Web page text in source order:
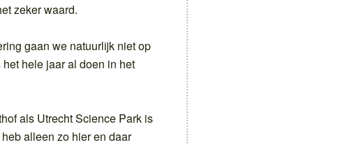
zeker waard.
gaan we natuurlijk niet op
hele jaar al doen in het
als Utrecht Science Park is
alleen zo hier en daar